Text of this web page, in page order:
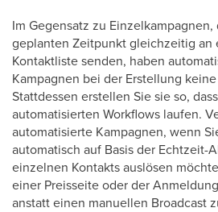
Im Gegensatz zu
geplanten Zeitpunkt gleichzeitig an
Kontaktliste senden, haben
Kampagnen bei der Erstellung
Stattdessen erstellen Sie sie so,
automatisierten Workflows laufen.
automatisierte Kampagnen, wenn
automatisch auf Basis der Echtzeit-
einzelnen Kontakts auslösen
einer Preisseite oder der
anstatt einen manuellen Broadcast